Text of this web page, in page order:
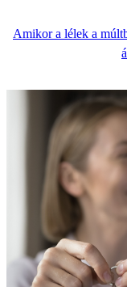
Amikor a lélek a